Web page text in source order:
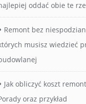
oddać obie te
Remont bez
musisz wiedzieć
Jak obliczyć koszt
oraz przykład